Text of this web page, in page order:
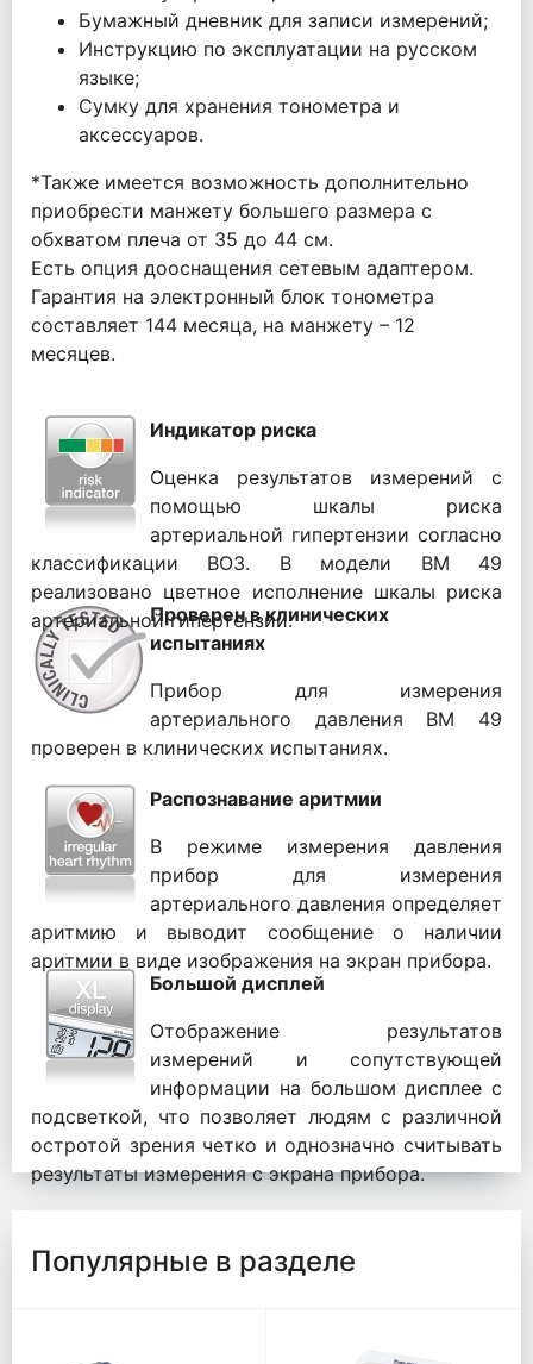
Бумажный дневник для записи измерений;
Инструкцию по эксплуатации на русском
языке;
Сумку для хранения тонометра и
аксессуаров.
*Также имеется возможность дополнительно
приобрести манжету большего размера с
обхватом плеча от 35 до 44 см.
Есть опция дооснащения сетевым адаптером.
Гарантия на электронный блок тонометра
составляет 144 месяца, на манжету – 12
месяцев.
Индикатор риска
Оценка результатов измерений с
помощью шкалы риска
артериальной гипертензии согласно
классификации ВОЗ. В модели ВМ 49
реализовано цветное исполнение шкалы риска
артериальной гипертензии.
Проверен в клинических
испытаниях
Прибор для измерения
артериального давления BM 49
проверен в клинических испытаниях.
Распознавание аритмии
В режиме измерения давления
прибор для измерения
артериального давления определяет
аритмию и выводит сообщение о наличии
аритмии в виде изображения на экран прибора.
Большой дисплей
Отображение результатов
измерений и сопутствующей
информации на большом дисплее с
подсветкой, что позволяет людям с различной
остротой зрения четко и однозначно считывать
результаты измерения с экрана прибора.
Популярные в разделе